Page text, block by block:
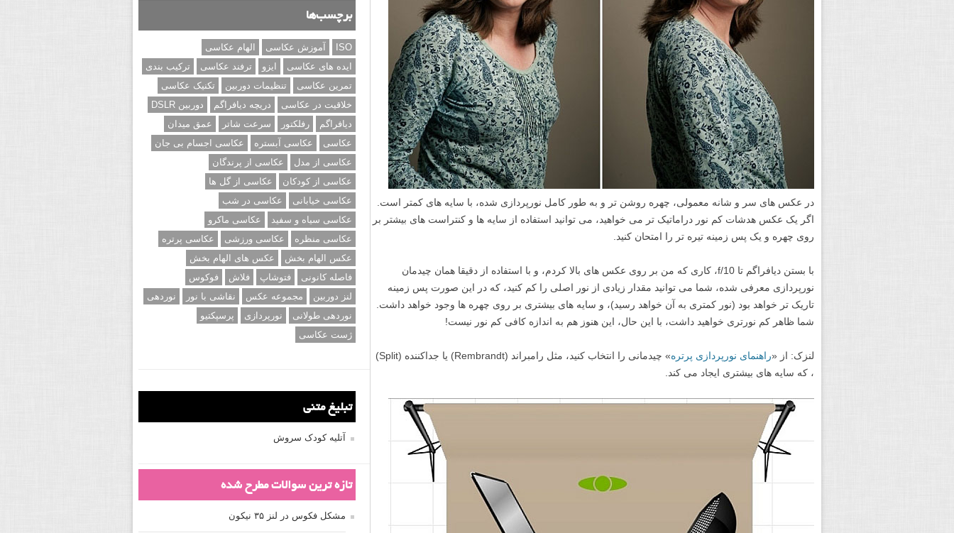
در عکس های سر و شانه معمولی، چهره روشن تر و به طور کامل نورپردازی شده، با سایه های کمتر است.
اگر یک عکس هدشات کم نور دراماتیک تر می خواهید، می توانید استفاده از سایه ها و کنتراست های بیشتر بر
روی چهره و یک پس زمینه تیره تر را امتحان کنید.
با بستن دیافراگم تا f/10، کاری که من بر روی عکس های بالا کردم، و با استفاده از دقیقا همان چیدمان
نورپردازی معرفی شده، شما می توانید مقدار زیادی از نور اصلی را کم کنید، که در این صورت پس زمینه
تاریک تر خواهد بود (نور کمتری به آن خواهد رسید)، و سایه های بیشتری بر روی چهره ها وجود خواهد داشت.
شما ظاهر کم نورتری خواهید داشت، با این حال، این هنوز هم به اندازه کافی کم نور نیست!
لنزک: از «راهنمای نورپردازی پرتره
» چیدمانی را انتخاب کنید، مثل رامبراند (Rembrandt) یا جداکننده (Split)
، که سایه های بیشتری ایجاد می کند.
برچسب‌ها
ISO آموزش عکاسی
الهام عکاسی
ایده های عکاسی
ایزو ترفند عکاسی
ترکیب بندی
تمرین عکاسی
تنظیمات دوربین
تکنیک عکاسی
خلاقیت در عکاسی
دریچه دیافراگم
دوربین DSLR
دیافراگم
رفلکتور سرعت شاتر
عمق میدان
عکاسی
عکاسی آبستره
عکاسی اجسام بی جان
عکاسی از مدل
عکاسی از پرندگان
عکاسی از کودکان
عکاسی از گل ها
عکاسی خیابانی
عکاسی در شب
عکاسی سیاه و سفید
عکاسی ماکرو
عکاسی منظره
عکاسی ورزشی
عکاسی پرتره
عکس الهام بخش
عکس های الهام بخش
فاصله کانونی
فتوشاپ فلاش
فوکوس
لنز دوربین
مجموعه عکس نقاشی با نور
نوردهی
نوردهی طولانی
نورپردازی
پرسپکتیو
ژست عکاسی
تبلیغ متنی
آتلیه کودک سروش
تازه ترین سوالات مطرح شده
مشکل فکوس در لنز ۳۵ نیکون